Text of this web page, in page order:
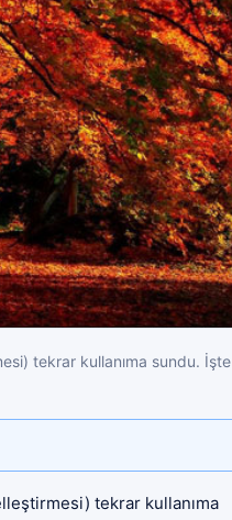
tekrar kullanıma sundu. İşte
tekrar kullanıma